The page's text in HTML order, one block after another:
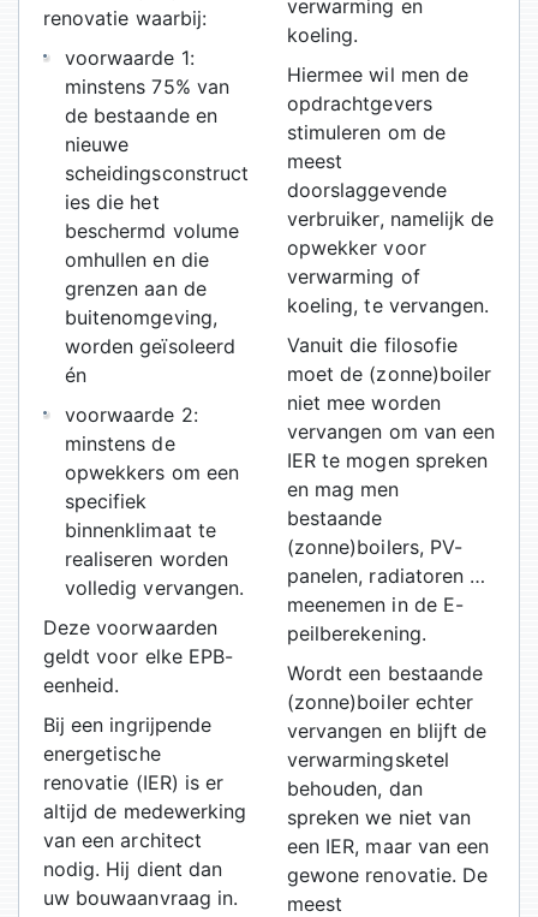
renovatie waarbij:
voorwaarde 1:
minstens 75% van
de bestaande en
nieuwe
scheidingsconstruct
ies die het
beschermd volume
omhullen en die
grenzen aan de
buitenomgeving,
worden geïsoleerd
én
voorwaarde 2:
minstens de
opwekkers om een
specifiek
binnenklimaat te
realiseren worden
volledig vervangen.
Deze voorwaarden
geldt voor elke EPB-
eenheid.
Bij een ingrijpende
energetische
renovatie (IER) is er
altijd de medewerking
van een architect
nodig. Hij dient dan
uw bouwaanvraag in.
verwarming en
koeling.
Hiermee wil men de
opdrachtgevers
stimuleren om de
meest
doorslaggevende
verbruiker, namelijk de
opwekker voor
verwarming of
koeling, te vervangen.
Vanuit die filosofie
moet de (zonne)boiler
niet mee worden
vervangen om van een
IER te mogen spreken
en mag men
bestaande
(zonne)boilers, PV-
panelen, radiatoren …
meenemen in de E-
peilberekening.
Wordt een bestaande
(zonne)boiler echter
vervangen en blijft de
verwarmingsketel
behouden, dan
spreken we niet van
een IER, maar van een
gewone renovatie. De
meest